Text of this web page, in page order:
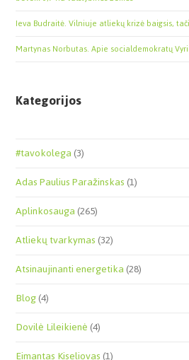
Ieva Budraitė. Vilniuje atliekų krizė baigsis,
Martynas Norbutas. Apie socialdemokratų
Kategorijos
#tavokolega(3)
Adas Paulius Paražinskas(1)
Aplinkosauga(265)
Atliekų tvarkymas(32)
Atsinaujinanti energetika(28)
Blog(4)
Dovilė Lileikienė(4)
Eimantas Kiseliovas(1)